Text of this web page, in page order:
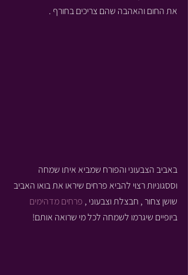
את החום והאהבה שהם צריכים בחורף .
באביב הצבעוני והפורח שמביא איתו שמחה
וססגוניות רצוי להביא פרחים שיראו את בואו האביב
שושן צחור , חבצלת וצבעוני , פרחים מדהימים
ביופיים שיגרמו לשמחה לכל מי שרואה אותם!